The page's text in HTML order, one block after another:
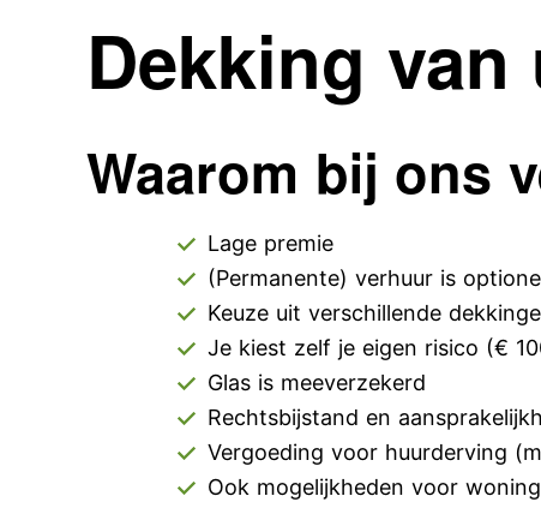
Dekking
Waarom bij ons
Lage premie
(Permanente) verhuur is
Keuze uit verschillende
Je kiest zelf je eigen risico (€
Glas is meeverzekerd
Rechtsbijstand en
Vergoeding voor huurderving
Ook mogelijkheden voor